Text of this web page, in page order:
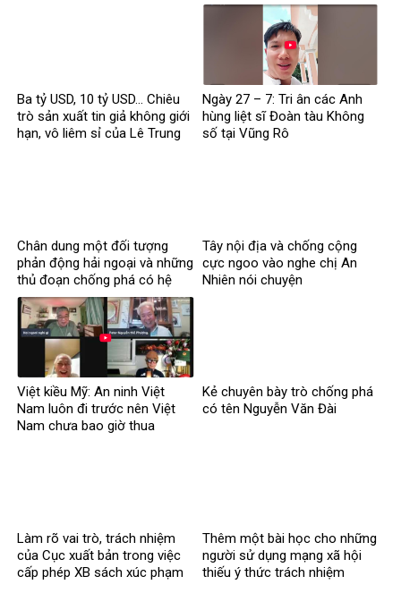
Ba tỷ USD, 10 tỷ USD… Chiêu
trò sản xuất tin giả không giới
hạn, vô liêm sỉ của Lê Trung
Ngày 27 – 7: Tri ân các Anh
hùng liệt sĩ Đoàn tàu Không
số tại Vũng Rô
Chân dung một đối tượng
phản động hải ngoại và những
thủ đoạn chống phá có hệ
thống
Tây nội địa và chống cộng
cực ngoo vào nghe chị An
Nhiên nói chuyện
Việt kiều Mỹ: An ninh Việt
Nam luôn đi trước nên Việt
Nam chưa bao giờ thua
Kẻ chuyên bày trò chống phá
có tên Nguyễn Văn Đài
Làm rõ vai trò, trách nhiệm
của Cục xuất bản trong việc
cấp phép XB sách xúc phạm
Thêm một bài học cho những
người sử dụng mạng xã hội
thiếu ý thức trách nhiệm